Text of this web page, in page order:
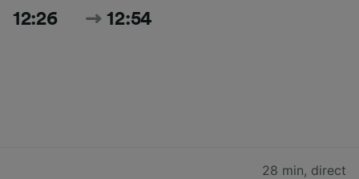
12:26 12:54
28 min, direct